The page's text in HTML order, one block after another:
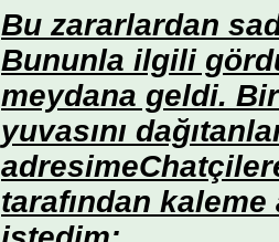
Bu zararlardan
Bununla ilgili
meydana geldi.
yuvasını
tarafından